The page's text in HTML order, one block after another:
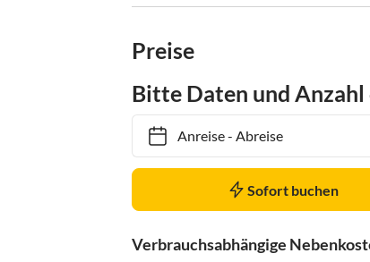
Preise
Bitte Daten und Anzahl
Anreise- Abreise
Sofort buchen
Verbrauchsabhängige